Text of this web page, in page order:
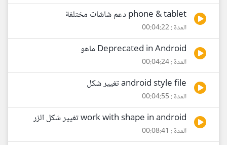
phone & tablet دعم شاشات مختلفة
المدة : 00:04:22
Deprecated in Android ماهو
المدة : 00:04:24
android style file تغيير شكل
المدة : 00:04:55
work with shape in android تغيير شكل الزر
المدة : 00:08:41